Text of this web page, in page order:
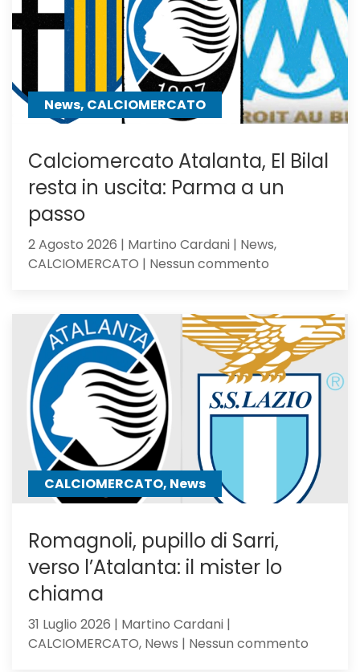
News, CALCIOMERCATO
Calciomercato Atalanta, El Bilal
resta in uscita: Parma a un
passo
2 Agosto 2026 | Martino Cardani | News,
CALCIOMERCATO | Nessun commento
El
Bilal
resta
in
uscita:
Parma
passo
CALCIOMERCATO, News
Romagnoli, pupillo di Sarri,
verso l’Atalanta: il mister lo
chiama
31 Luglio 2026 | Martino Cardani |
CALCIOMERCATO, News | Nessun commento